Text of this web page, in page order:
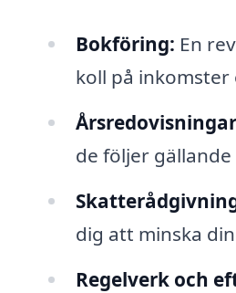
Bokföring: En
koll på inkomster
de följer
dig att minska
Regelverk och